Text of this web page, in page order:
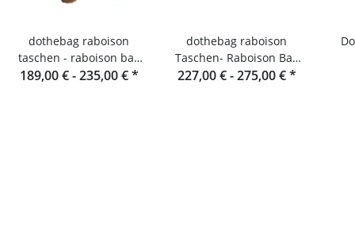
dothebag raboison
taschen - raboison bag
upend Hochformat toro
189,00 € -235,00 €*
dothebag raboison
Taschen- Raboison Bag
Querformat toro
227,00 € -275,00 €*